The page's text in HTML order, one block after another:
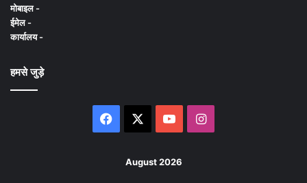
मोबाइल -
ईमेल -
कार्यालय -
हमसे जुड़े
Facebook YouTubeInstagram
August 2026